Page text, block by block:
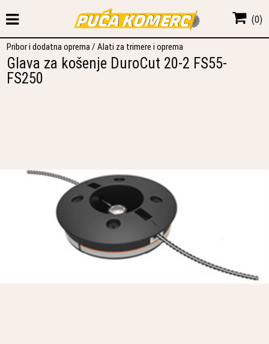
(0)
Pribor i dodatna oprema/Alati za trimere i oprema
Glava za košenje DuroCut 20-2 FS55-
FS250